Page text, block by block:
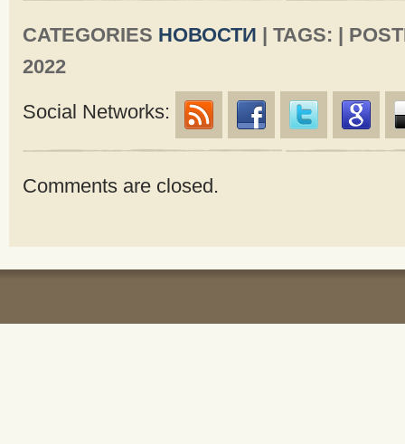
CATEGORIES НОВОСТИ | TAGS: |
2022
Social Networks:
Comments are closed.